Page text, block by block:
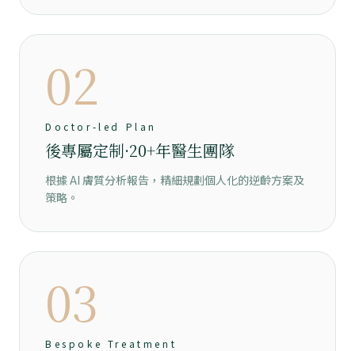
02
Doctor-led Plan
後專屬定制·20+年醫生團隊
根據 AI 膚質分析報告，精細規劃個人化的逆齡方案及
策略。
03
Bespoke Treatment